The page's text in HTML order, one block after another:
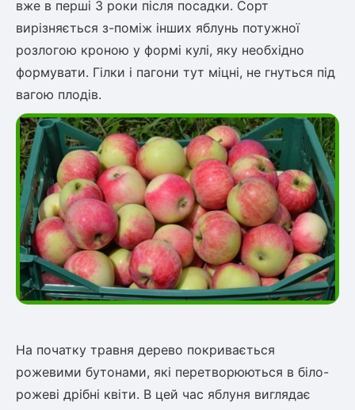
вже в перші 3 роки після посадки. Сорт
вирізняється з-поміж інших яблунь потужної
розлогою кроною у формі кулі, яку необхідно
формувати. Гілки і пагони тут міцні, не гнуться під
вагою плодів.
На початку травня дерево покривається
рожевими бутонами, які перетворюються в біло-
рожеві дрібні квіти. В цей час яблуня виглядає